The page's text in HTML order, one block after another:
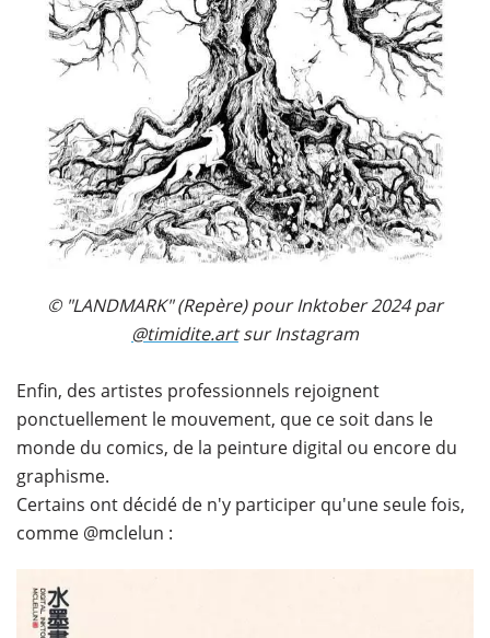
© "LANDMARK" (Repère) pour Inktober 2024 par
@timidite.artsur Instagram
Enfin, des artistes professionnels rejoignent
ponctuellement le mouvement, que ce soit dans le
monde du comics, de la peinture digital ou encore du
graphisme.
Certains ont décidé de n'y participer qu'une seule fois,
comme @mclelun :